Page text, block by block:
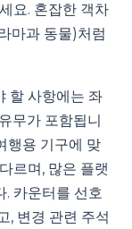
요. 혼잡한 객차
마과 동물)처럼
할 사항에는 좌
무가 포함됩니
행용 기구에 맞
르며, 많은 플랫
. 카운터를 선호
변경 관련 주석